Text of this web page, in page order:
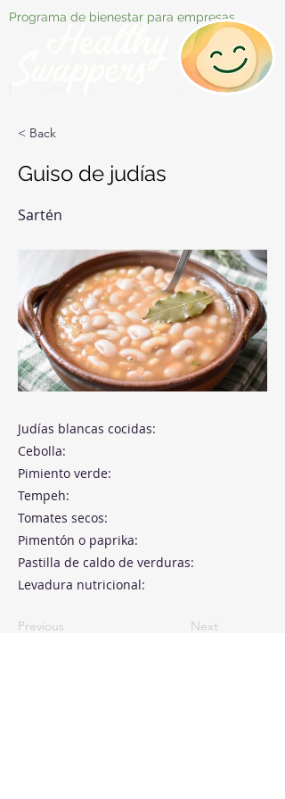
Programa de bienestar para empresas
< Back
Guiso de judías
Sartén
Judías blancas cocidas:
Cebolla:
Pimiento verde:
Tempeh:
Tomates secos:
Pimentón o paprika:
Pastilla de caldo de verduras:
Levadura nutricional:
Previous Next